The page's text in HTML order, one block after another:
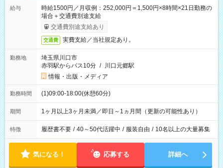
給与
時給1500円／月収例：252,000円＝1,500円×8時間×21日勤務の
場合＋交通費別途支給
交通費別途支給あり
交通費 実費支給／当社規定あり。
勤務地
埼玉県川口市
赤羽駅からバス10分 / 川口元郷駅
情報・出版・メディア
勤務時間 (1)09:00-18:00(休憩60分)
期間 1ヶ月以上3ヶ月未満／即日～1ヵ月間（更新の可能性あり）
特徴 履歴書不要 / 40～50代活躍中 / 服装自由 / 10名以上の大量募集
気になる！ 応募する 詳細へ